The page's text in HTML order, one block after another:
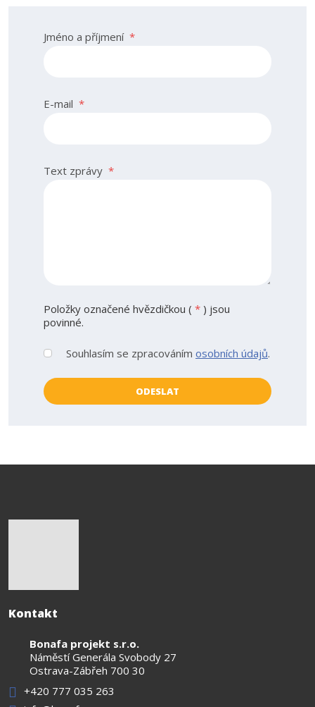
Jméno a příjmení *
E-mail *
Text zprávy *
Položky označené hvězdičkou ( * ) jsou
povinné.
Souhlasím
zpracováním
osobních
Souhlasím se zpracováním osobních údajů.
ODESLAT
Kontakt
Bonafa projekt s.r.o.
Náměstí Generála Svobody 27
Ostrava-Zábřeh 700 30
+420 777 035 263